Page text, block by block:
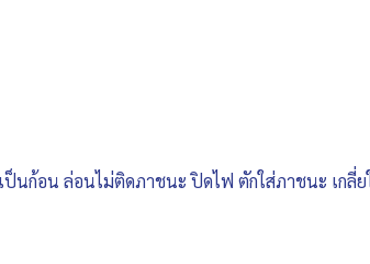
นก้อน ล่อนไม่ติดภาชนะ ปิดไฟ ตักใส่ภาชนะ เกลี่ย